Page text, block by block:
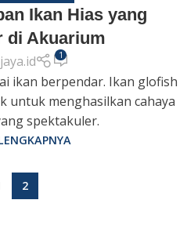
Ikan Hias yang
di Akuarium
1
ikan berpendar. Ikan glofish
untuk menghasilkan cahaya
spektakuler.
2